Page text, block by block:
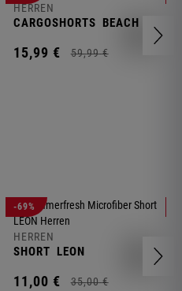
HERREN
CARGOSHORTS BEACH
15,99 € 59,99 €
-69%
HERREN
SHORT LEON
11,00 € 35,00 €